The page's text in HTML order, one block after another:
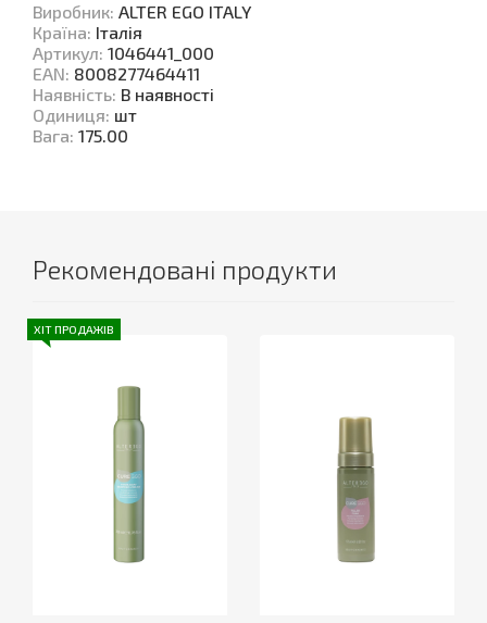
Виробник: ALTER EGO ITALY
Країна: Італія
Артикул: 1046441_000
EAN: 8008277464411
Наявність: В наявності
Одиниця: шт
Вага: 175.00
Рекомендовані продукти
ХІТ ПРОДАЖІВ